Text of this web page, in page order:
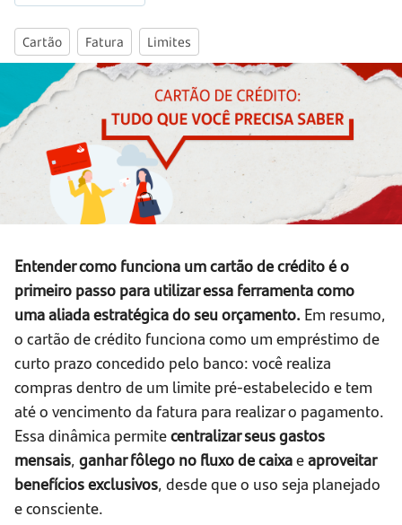
Cartão Fatura Limites
Entender como funciona um cartão de crédito é o
primeiro passo para utilizar essa ferramenta como
uma aliada estratégica do seu orçamento. Em resumo,
o cartão de crédito funciona como um empréstimo de
curto prazo concedido pelo banco: você realiza
compras dentro de um limite pré-estabelecido e tem
até o vencimento da fatura para realizar o pagamento.
Essa dinâmica permitecentralizar seus gastos
mensais, ganhar fôlego no fluxo de caixaeaproveitar
benefícios exclusivos, desde que o uso seja planejado
e consciente.